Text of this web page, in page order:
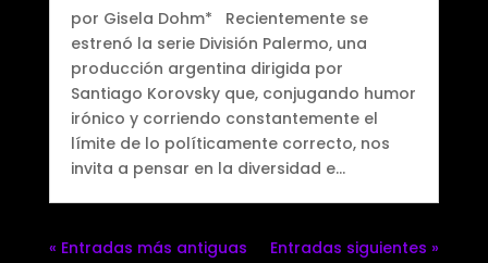
por Gisela Dohm* Recientemente se
estrenó la serie División Palermo, una
producción argentina dirigida por
Santiago Korovsky que, conjugando humor
irónico y corriendo constantemente el
límite de lo políticamente correcto, nos
invita a pensar en la diversidad e...
« Entradas más antiguas Entradas siguientes »